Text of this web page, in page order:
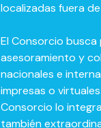
localizadas fuera
El Consorcio
asesoramiento y
nacionales e
impresas o
Consorcio lo
también